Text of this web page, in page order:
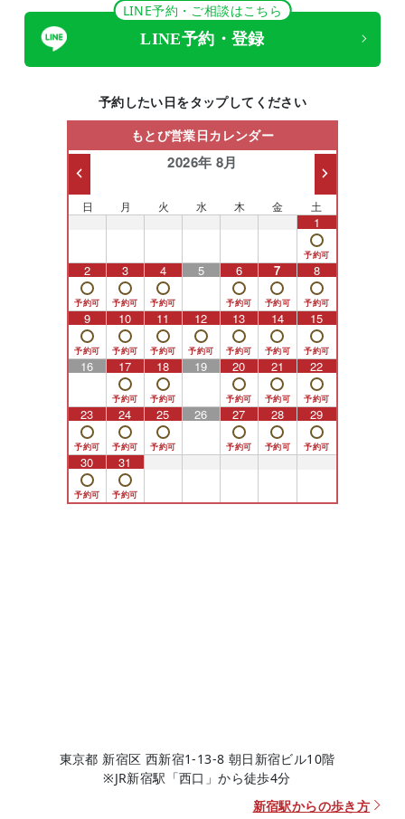
LINE予約・ご相談はこちら
LINE予約・登録
予約したい日をタップしてください
もとび営業日カレンダー
2026年 8月
日 月 火 水 木 金 土
1
2 3 4 5 6 7 8
9 10 11 12 13 14 15
16 17 18 19 20 21 22
23 24 25 26 27 28 29
30 31
東京都 新宿区 西新宿1-13-8 朝日新宿ビル10階
※JR新宿駅「西口」から徒歩4分
新宿駅からの歩き方